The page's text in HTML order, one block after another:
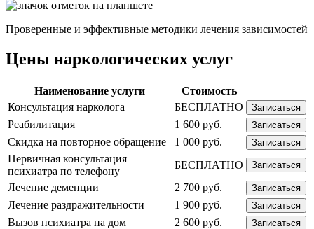
Проверенные и эффективные методики лечения зависимостей
Цены наркологических услуг
Наименование услуги
Стоимость
Консультация нарколога
БЕСПЛАТНО Записаться
Реабилитация 1 600 руб. Записаться
Скидка на повторное обращение 1 000 руб. Записаться
Первичная консультация
психиатра по телефону
БЕСПЛАТНО Записаться
Лечение деменции 2 700 руб. Записаться
Лечение раздражительности 1 900 руб. Записаться
Вызов психиатра на дом 2 600 руб. Записаться